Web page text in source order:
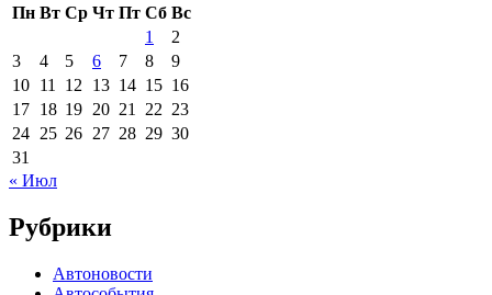
Пн Вт Ср Чт Пт Сб Вс
1
2
3
4 5 6 7 8
9
10 11 12 13 14 15 16
17 18 19 20 21 22 23
24 25 26 27 28 29 30
31
« Июл
Рубрики
Автоновости